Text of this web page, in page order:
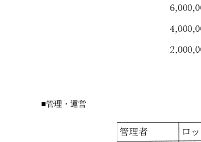
■管理・運営